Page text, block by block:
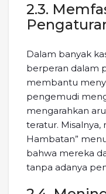
2.3.
Dalam banyak
berperan dalam
membantu
pengemudi
mengarahkan
teratur. Misalnya,
Hambatan”
bahwa mereka
tanpa adanya